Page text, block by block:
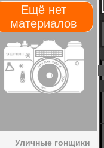
Ещё нет
материалов
Уличные гонщики